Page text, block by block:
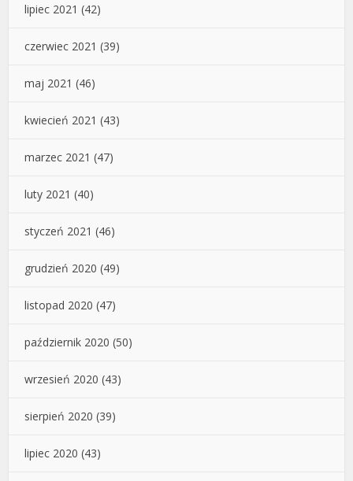
lipiec 2021 (42)
czerwiec 2021 (39)
maj 2021 (46)
kwiecień 2021 (43)
marzec 2021 (47)
luty 2021 (40)
styczeń 2021 (46)
grudzień 2020 (49)
listopad 2020 (47)
październik 2020 (50)
wrzesień 2020 (43)
sierpień 2020 (39)
lipiec 2020 (43)